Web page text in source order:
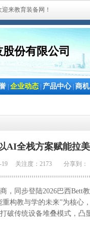
来教育装备网！
份有限公司
企业动态 产品中心| 商机
AI全栈方案赋能拉
19 关注度：2173 分享到：
同步登陆2026巴西Bett
构教与学的未来”为核心
破传统设备堆叠模式，凸